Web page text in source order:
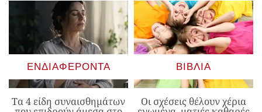
ΕΝΔΙΑΦΈΡΟΝΤΑ
Τα 4 είδη συναισθημάτων
ΒΙΒΛΊΑ
Οι σχέσεις θέλουν χέρια